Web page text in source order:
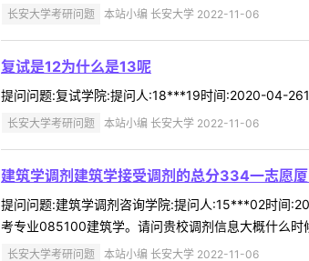
长安大学考研问题 本站小编 长安大学 2022-11-06
复试是12为什么是13呢
提问问题:复试学院:提问人:18***19时间:2020-04-
长安大学考研问题 本站小编 长安大学 2022-11-06
建筑学调剂建筑学接受调剂的总分334一志愿
提问问题:建筑学调剂咨询学院:提问人:15***02时间
考专业085100建筑学。请问贵校调剂信息大概什么
长安大学考研问题 本站小编 长安大学 2022-11-06